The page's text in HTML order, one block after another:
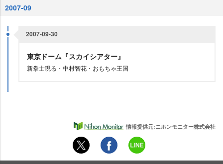
2007-09
2007-09-30
東京ドーム『スカイシアター』
新拳士現る・中村智花・おもちゃ王国
情報提供元:ニホンモニター株式会社